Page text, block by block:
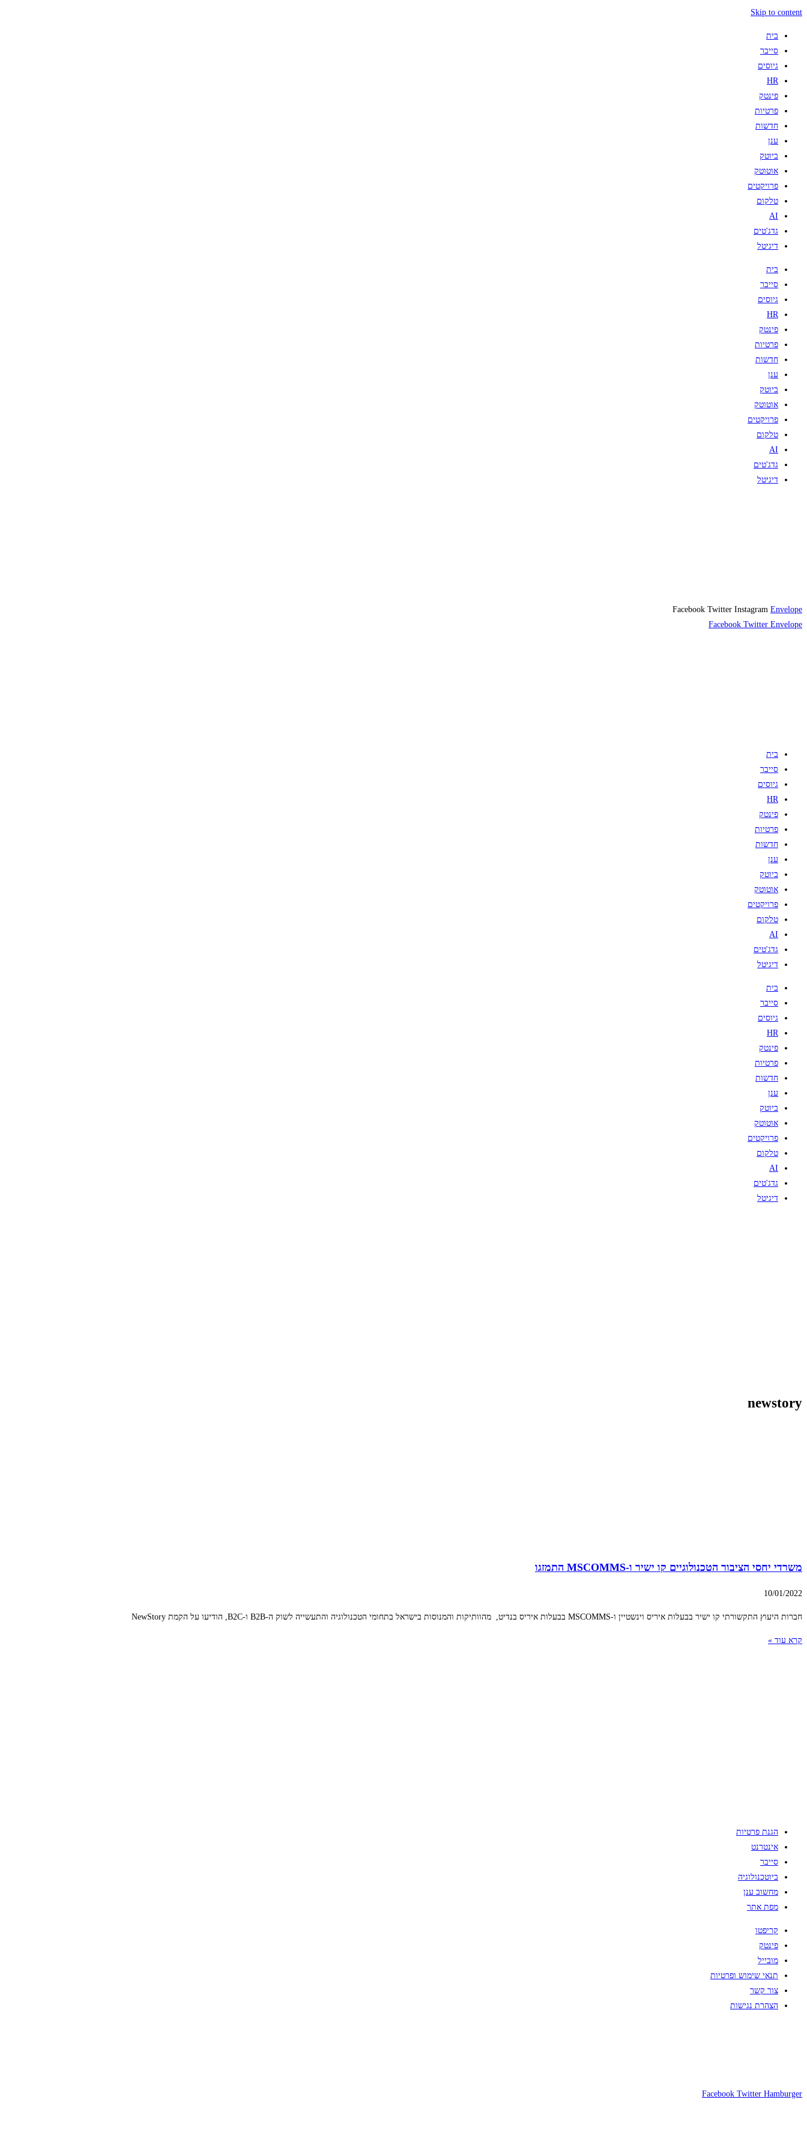
Skip to content
בית
סייבר
גיוסים
HR
פינטק
פרטיות
חדשות
ענן
ביוטק
אוטוטק
פרויקטים
טלקום
AI
גדג'טים
דיגיטל
בית
סייבר
גיוסים
HR
פינטק
פרטיות
חדשות
ענן
ביוטק
אוטוטק
פרויקטים
טלקום
AI
גדג'טים
דיגיטל
Facebook Twitter Instagram Envelope
Facebook Twitter Envelope
בית
סייבר
גיוסים
HR
פינטק
פרטיות
חדשות
ענן
ביוטק
אוטוטק
פרויקטים
טלקום
AI
גדג'טים
דיגיטל
בית
סייבר
גיוסים
HR
פינטק
פרטיות
חדשות
ענן
ביוטק
אוטוטק
פרויקטים
טלקום
AI
גדג'טים
דיגיטל
newstory
משרדי יחסי הציבור הטכנולוגיים קו ישיר ו-MSCOMMS התמזגו
10/01/2022
חברות היעוץ התקשורתי קו ישיר בבעלות איריס וינשטיין ו-MSCOMMS בבעלות איריס בנדיט, מהוותיקות והמנוסות בישראל בתחומי הטכנולוגיה והתעשייה לשוק ה-B2B ו-B2C, הודיעו על הקמת NewStory
קרא עוד »
הגנת פרטיות
אינטרנט
סייבר
ביוטכנולוגיה
מחשוב ענן
מפת אתר
קריפטו
פינטק
מובייל
תנאי שימוש ופרטיות
צור קשר
הצהרת נגישות
Facebook Twitter Hamburger